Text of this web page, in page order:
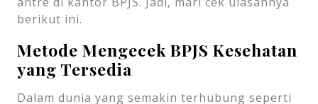
berikut ini.
Metode Mengecek BPJS Kesehatan
yang Tersedia
Dalam dunia yang semakin terhubung seperti